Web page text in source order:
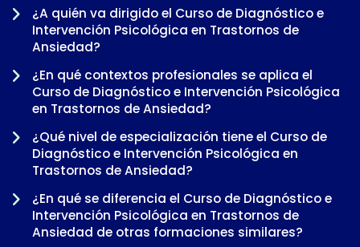
¿A quién va dirigido el Curso de Diagnóstico e
Intervención Psicológica en Trastornos de
Ansiedad?
¿En qué contextos profesionales se aplica el
Curso de Diagnóstico e Intervención Psicológica
en Trastornos de Ansiedad?
¿Qué nivel de especialización tiene el Curso de
Diagnóstico e Intervención Psicológica en
Trastornos de Ansiedad?
¿En qué se diferencia el Curso de Diagnóstico e
Intervención Psicológica en Trastornos de
Ansiedad de otras formaciones similares?